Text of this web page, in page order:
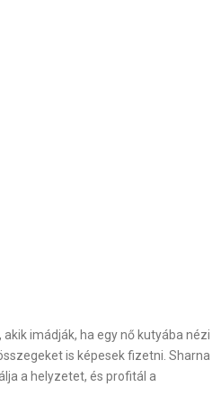
imádják, ha egy nő kutyába nézi
is képesek fizetni. Sharna
a helyzetet, és profitál a